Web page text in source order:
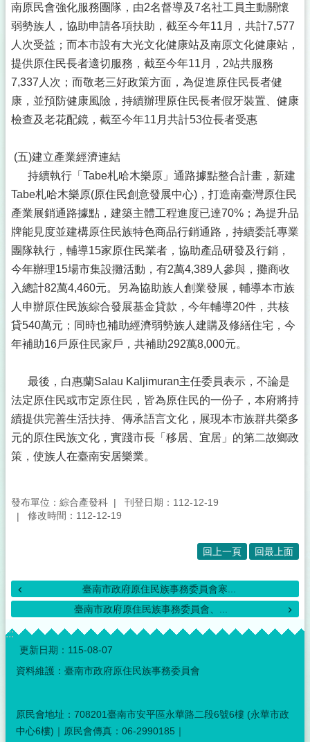
南原民會強化服務團隊，由2名督導及7名社工員主動關懷
弱勢族人，協助申請各項扶助，截至今年11月，共計7,577
人次受益；而本市設有大光文化健康站及南原文化健康站，
提供原住民長者適切服務，截至今年11月，2站共服務
7,337人次；而敬老三好政策方面，為促進原住民長者健
康，並預防健康風險，持續辦理原住民長者假牙裝置、健康
檢查及老花配鏡，截至今年11月共計53位長者受惠
(五)建立產業經濟連結
持續執行「Tabe札哈木樂原」通路據點整合計畫，新建
Tabe札哈木樂原(原住民創意發展中心)，打造南臺灣原住民
產業展銷通路據點，建築主體工程進度已達70%；為提升品
牌能見度並建構原住民族特色商品行銷通路，持續委託專業
團隊執行，輔導15家原住民業者，協助產品研發及行銷，
今年辦理15場市集設攤活動，有2萬4,389人參與，攤商收
入總計82萬4,460元。另為協助族人創業發展，輔導本市族
人申辦原住民族綜合發展基金貸款，今年輔導20件，共核
貸540萬元；同時也補助經濟弱勢族人建購及修繕住宅，今
年補助16戶原住民家戶，共補助292萬8,000元。
最後，白惠蘭Salau Kaljimuran主任委員表示，不論是
法定原住民或市定原住民，皆為原住民的一份子，本府將持
續提供完善生活扶持、傳承語言文化，展現本市族群共榮多
元的原住民族文化，實踐市長「移居、宜居」的第二故鄉政
策，使族人在臺南安居樂業。
發布單位：綜合產發科
刊登日期：112-12-19
修改時間：112-12-19
回上一頁 回最上面
臺南市政府原住民族事務委員會寒...
臺南市政府原住民族事務委員會、...
:::
更新日期： 115-08-07
資料維護：臺南市政府原住民族事務委員會
原民會地址：708201臺南市安平區永華路二段6號6樓 (永華市政
中心6樓)｜原民會傳真：06-2990185｜